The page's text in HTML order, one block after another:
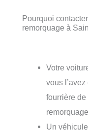
Pourquoi
remorquage à
Votre
vous
fourrière
Un